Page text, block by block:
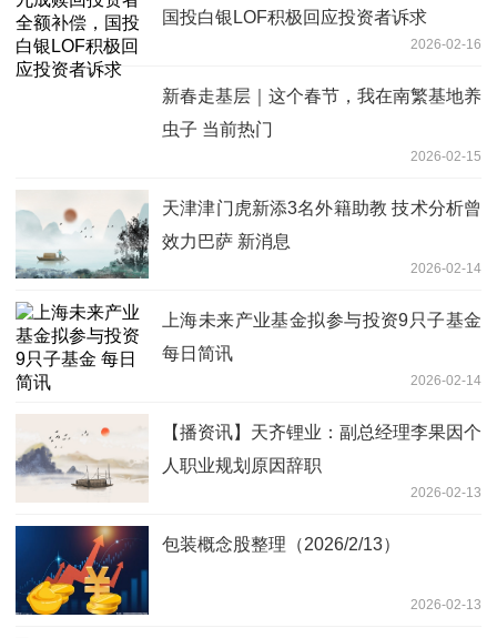
国投白银LOF积极回应投资者诉求
2026-02-16
新春走基层｜这个春节，我在南繁基地养
虫子 当前热门
2026-02-15
天津津门虎新添3名外籍助教 技术分析曾
效力巴萨 新消息
2026-02-14
上海未来产业基金拟参与投资9只子基金
每日简讯
2026-02-14
【播资讯】天齐锂业：副总经理李果因个
人职业规划原因辞职
2026-02-13
包装概念股整理（2026/2/13）
2026-02-13